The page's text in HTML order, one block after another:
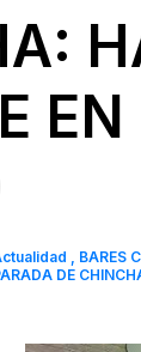
BARES
DE